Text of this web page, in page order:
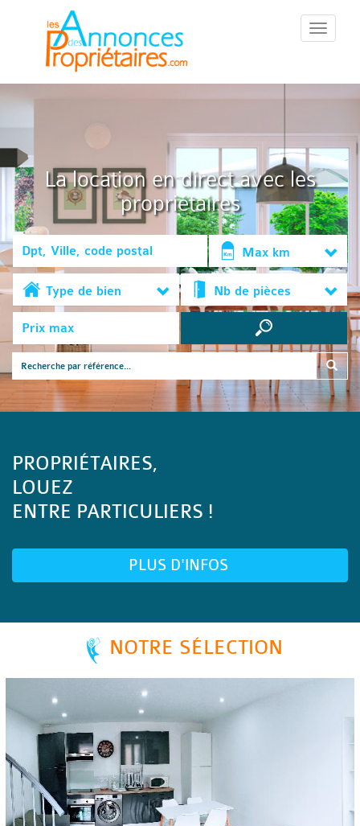
::Menu::
La location en direct avec les
propriétaires
Max km
Type de bien Nb de pièces
PROPRIÉTAIRES,
LOUEZ
ENTRE PARTICULIERS !
PLUS D'INFOS
NOTRE SÉLECTION